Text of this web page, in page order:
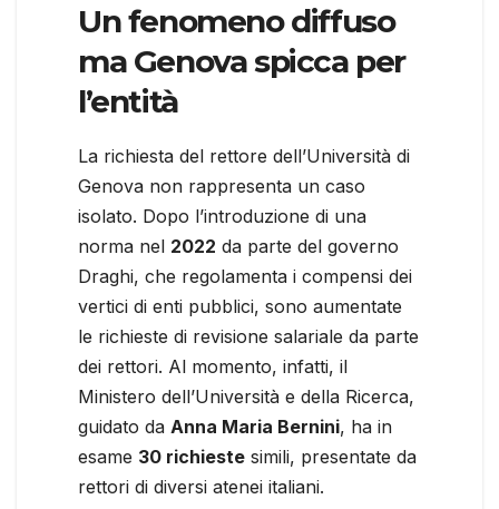
Un fenomeno diffuso
ma Genova spicca per
l’entità
La richiesta del rettore dell’Università di
Genova non rappresenta un caso
isolato. Dopo l’introduzione di una
norma nel 2022 da parte del governo
Draghi, che regolamenta i compensi dei
vertici di enti pubblici, sono aumentate
le richieste di revisione salariale da parte
dei rettori. Al momento, infatti, il
Ministero dell’Università e della Ricerca,
guidato da Anna Maria Bernini, ha in
esame 30 richieste simili, presentate da
rettori di diversi atenei italiani.